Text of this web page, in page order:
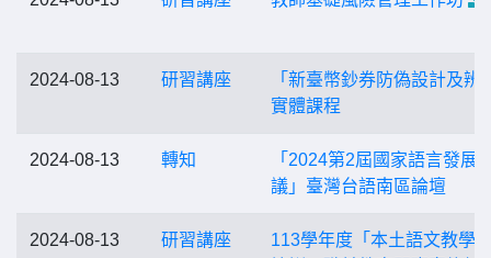
2024-08-13 研習講座
「新臺幣鈔券防偽設計及辨
實體課程
2024-08-13 轉知
「2024第2屆國家語言發展
議」臺灣台語南區論壇
2024-08-13 研習講座
113學年度「本土語文教學